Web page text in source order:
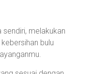
melakukan
bulu